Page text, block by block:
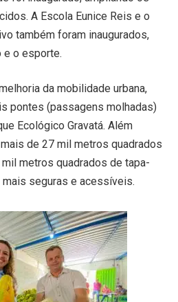
A Escola Eunice Reis e o
também foram inaugurados,
e o esporte.
da mobilidade urbana,
pontes (passagens molhadas)
Ecológico Gravatá. Além
de 27 mil metros quadrados
metros quadrados de tapa-
mais seguras e acessíveis.